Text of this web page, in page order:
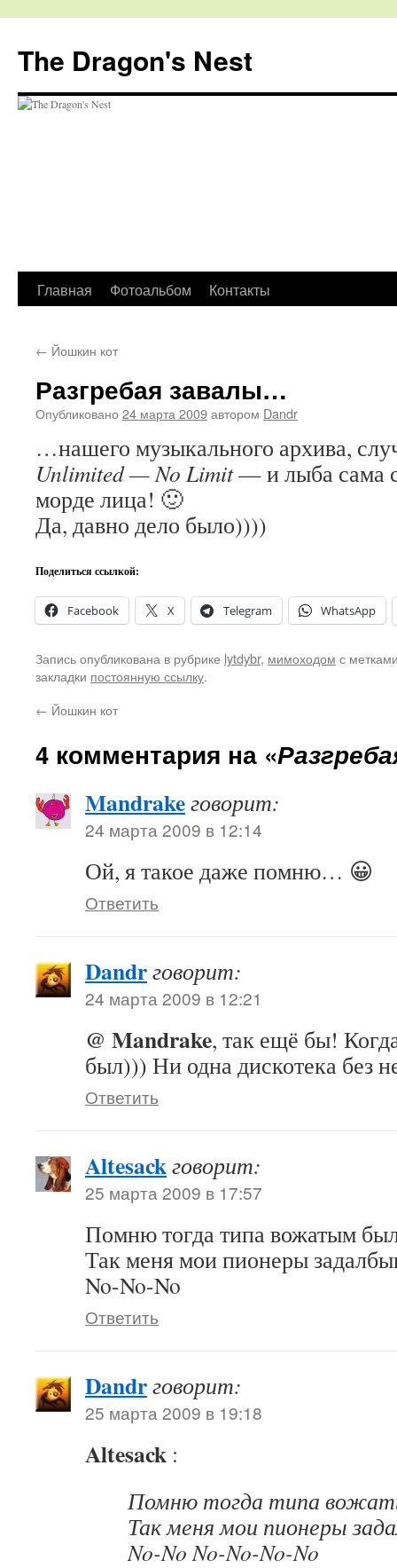
The Dragon's Nest
Перейти
содержимому
Главная Фотоальбом Контакты
← Йошкин кот
Разгребая завалы…
Опубликовано 24 марта 2009автором Dandr
…нашего музыкального архива,
Unlimited — No Limit— и лыба сама
морде лица! 🙂
Да, давно дело было))))
Поделиться ссылкой:
Facebook X Telegram WhatsApp
Запись опубликована в рубрике lytdybr, мимоходом с
закладки постоянную ссылку.
← Йошкин кот
4 комментария на «
Mandrakeговорит:
24 марта 2009 в 12:14
Ой, я такое даже помню… 😀
Ответить
Dandrговорит:
24 марта 2009 в 12:21
@ Mandrake, так ещё бы!
был))) Ни одна дискотека без
Ответить
Altesackговорит:
25 марта 2009 в 17:57
Помню тогда типа вожатым
Так меня мои пионеры
No-No-No
Ответить
Dandrговорит:
25 марта 2009 в 19:18
Altesack :
Помню тогда типа
Так меня мои пионеры
No-No No-No-No-No